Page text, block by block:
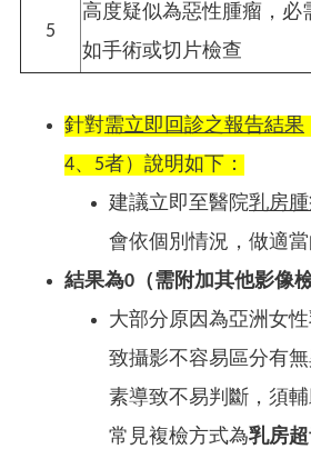
5
高度疑似為惡性腫瘤，必
如手術或切片檢查
針對需立即回診之報告結果
4、5者）說明如下：​
建議立即至醫院乳房
會依個別情況，做適當
結果為0（需附加其他影像
大部分原因為亞洲女
致攝影不容易區分有
素導致不易判斷，須輔
常見複檢方式為乳房